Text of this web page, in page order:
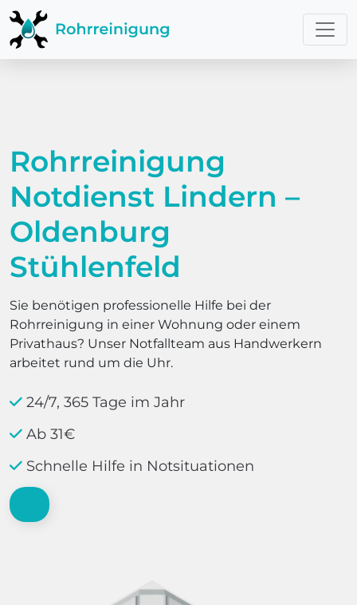
Rohrreinigung
Notdienst Lindern –
Oldenburg
Stühlenfeld
Sie benötigen professionelle Hilfe bei der
Rohrreinigung in einer Wohnung oder einem
Privathaus? Unser Notfallteam aus Handwerkern
arbeitet rund um die Uhr.
24/7, 365 Tage im Jahr
Ab 31€
Schnelle Hilfe in Notsituationen